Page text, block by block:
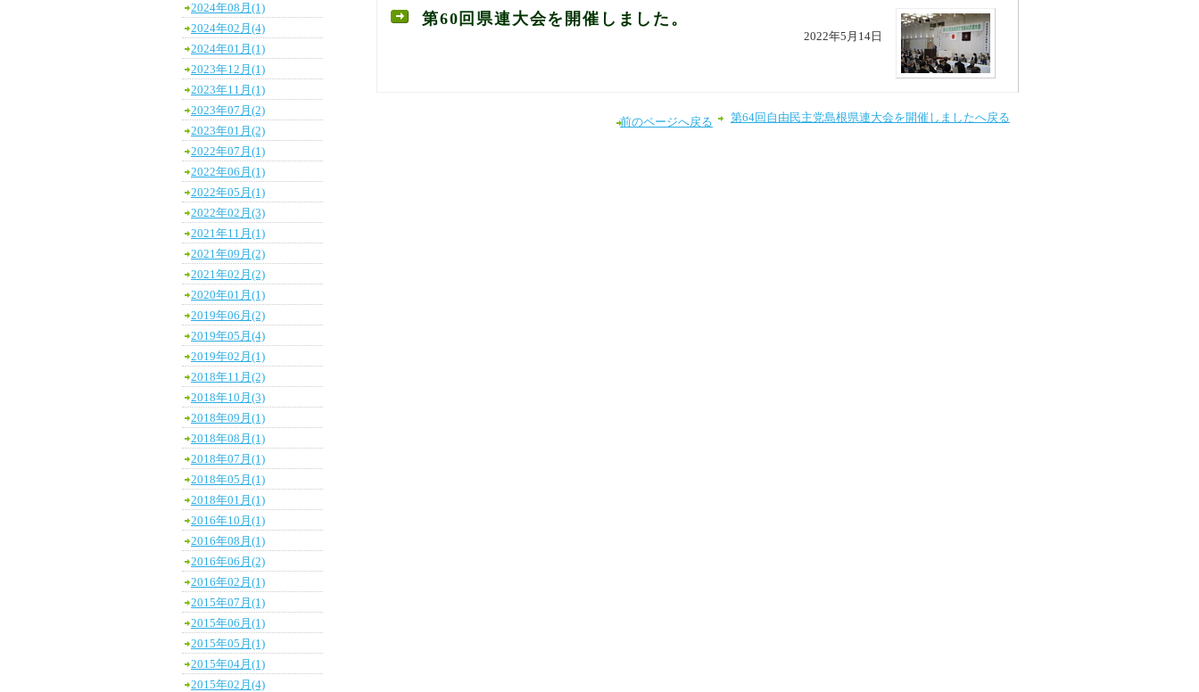
第60回県連大会を開催しました。
2022年5月14日
第64回自由民主党島根県連大会を開催しましたへ戻る
前のページへ戻る
2024年08月(1)
2024年02月(4)
2024年01月(1)
2023年12月(1)
2023年11月(1)
2023年07月(2)
2023年01月(2)
2022年07月(1)
2022年06月(1)
2022年05月(1)
2022年02月(3)
2021年11月(1)
2021年09月(2)
2021年02月(2)
2020年01月(1)
2019年06月(2)
2019年05月(4)
2019年02月(1)
2018年11月(2)
2018年10月(3)
2018年09月(1)
2018年08月(1)
2018年07月(1)
2018年05月(1)
2018年01月(1)
2016年10月(1)
2016年08月(1)
2016年06月(2)
2016年02月(1)
2015年07月(1)
2015年06月(1)
2015年05月(1)
2015年04月(1)
2015年02月(4)